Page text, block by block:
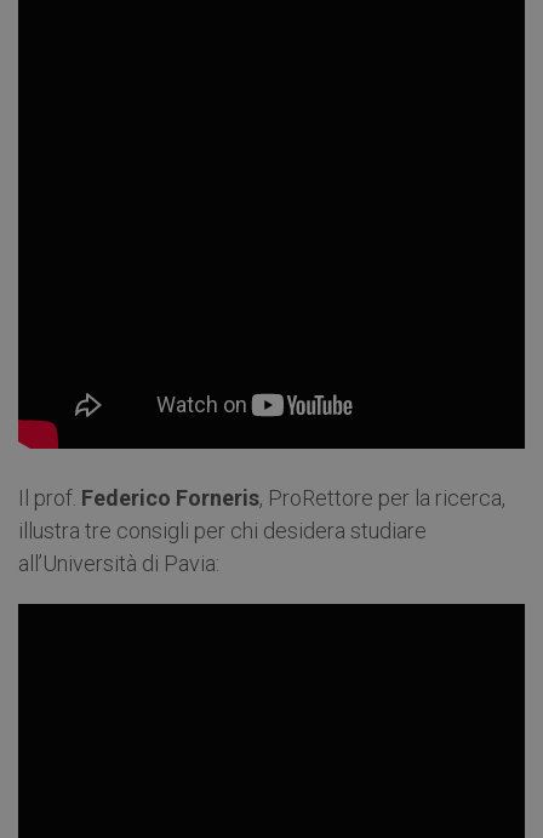
Il prof. Federico Forneris, ProRettore per la ricerca,
illustra tre consigli per chi desidera studiare
all’Università di Pavia: